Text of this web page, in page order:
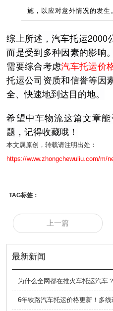
施，以应对意外情况的发生。
综上所述，汽车托运2000
而是受到多种因素的影响
需要综合考虑汽车托运价
托运公司资质和信誉等因
全、快速地到达目的地。
希望中车物流这篇文章
题，记得收藏哦！
本文属原创，转载请注明出处：
https://www.zhongchewuliu.com/m/
TAG标签：
上一篇
最新新闻
为什么全网都在推火车托运汽车